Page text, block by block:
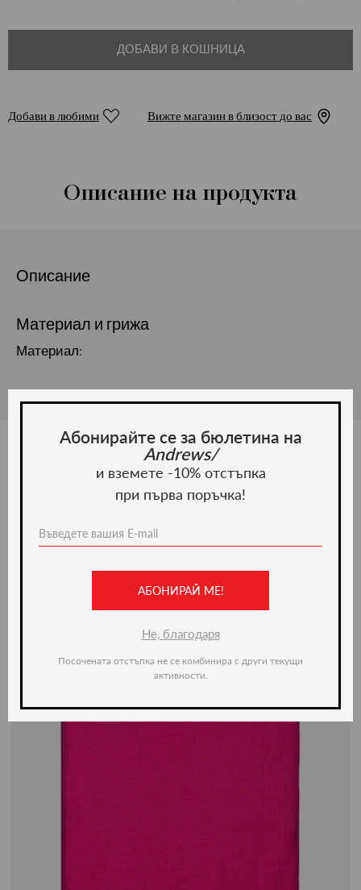
ДОБАВИ В КОШНИЦА
Добави в любими Вижте магазин в близост до вас
Описание на продукта
Описание
Материал и грижа
Материал:
Ние препоръчваме
-50%
Абонирайте се за бюлетина на
Andrews/
и вземете -10% отстъпка
при първа поръчка!
АБОНИРАЙ МЕ!
Не, благодаря
Посочената отстъпка не се комбинира с други текущи
активности.